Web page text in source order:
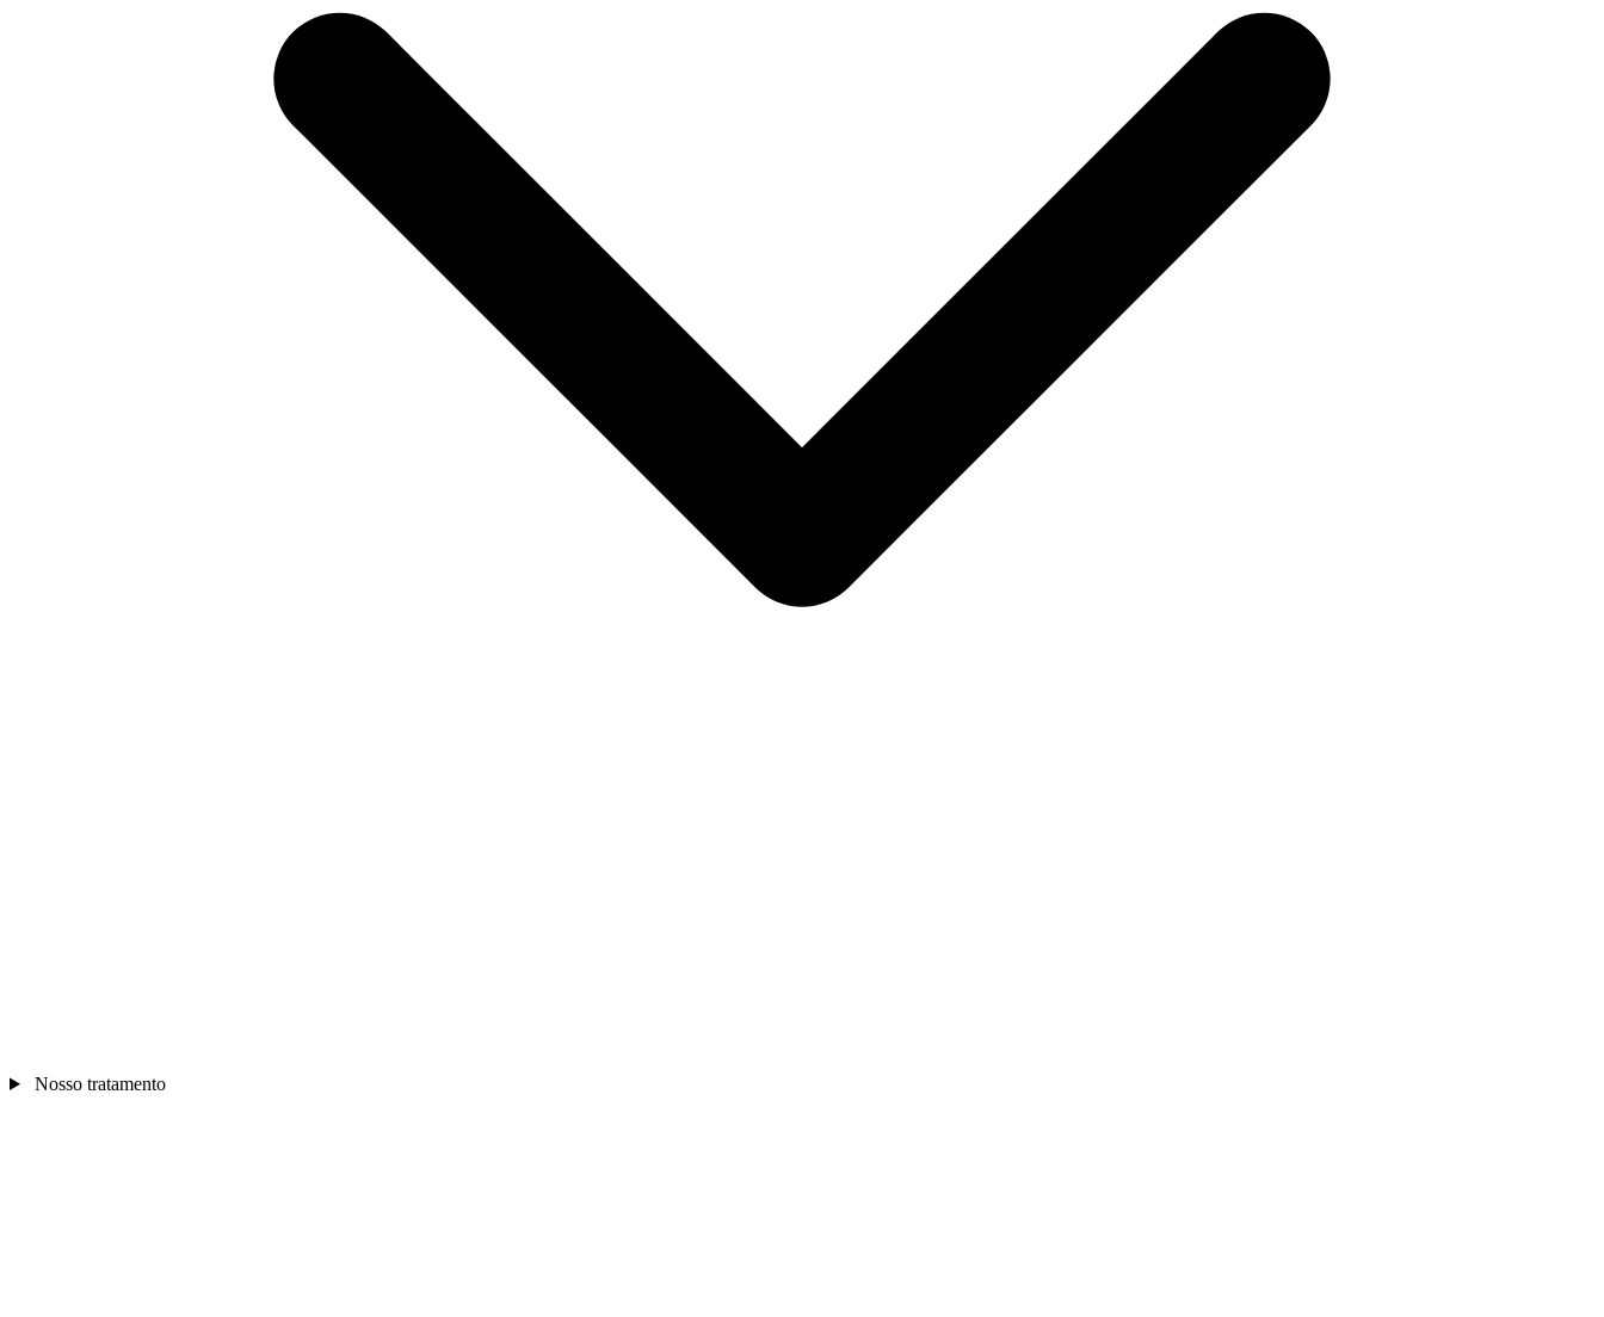
Nosso tratamento